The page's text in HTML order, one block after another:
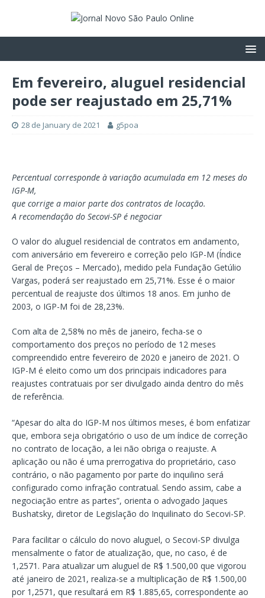
Em fevereiro, aluguel residencial
pode ser reajustado em 25,71%
28 de January de 2021 g5poa
Percentual corresponde à variação acumulada em 12 meses do
IGP-M,
que corrige a maior parte dos contratos de locação.
A recomendação do Secovi-SP é negociar
O valor do aluguel residencial de contratos em andamento,
com aniversário em fevereiro e correção pelo IGP-M (Índice
Geral de Preços – Mercado), medido pela Fundação Getúlio
Vargas, poderá ser reajustado em 25,71%. Esse é o maior
percentual de reajuste dos últimos 18 anos. Em junho de
2003, o IGP-M foi de 28,23%.
Com alta de 2,58% no mês de janeiro, fecha-se o
comportamento dos preços no período de 12 meses
compreendido entre fevereiro de 2020 e janeiro de 2021. O
IGP-M é eleito como um dos principais indicadores para
reajustes contratuais por ser divulgado ainda dentro do mês
de referência.
“Apesar do alta do IGP-M nos últimos meses, é bom enfatizar
que, embora seja obrigatório o uso de um índice de correção
no contrato de locação, a lei não obriga o reajuste. A
aplicação ou não é uma prerrogativa do proprietário, caso
contrário, o não pagamento por parte do inquilino será
configurado como infração contratual. Sendo assim, cabe a
negociação entre as partes”, orienta o advogado Jaques
Bushatsky, diretor de Legislação do Inquilinato do Secovi-SP.
Para facilitar o cálculo do novo aluguel, o Secovi-SP divulga
mensalmente o fator de atualização, que, no caso, é de
1,2571. Para atualizar um aluguel de R$ 1.500,00 que vigorou
até janeiro de 2021, realiza-se a multiplicação de R$ 1.500,00
por 1,2571, que resultará em R$ 1.885,65, correspondente ao